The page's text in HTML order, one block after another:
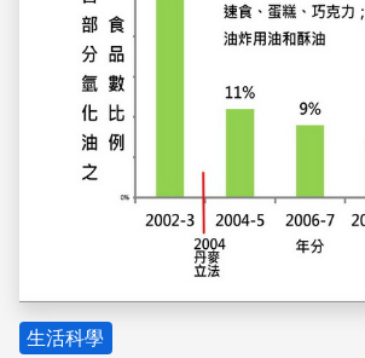
生活科學